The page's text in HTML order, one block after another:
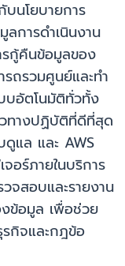
นโยบายการ
การดำเนินงาน
รกู้คืนข้อมูลของ
ถรวมศูนย์และทำ
บอัตโนมัติทั่วทั้ง
ทางปฏิบัติที่ดีที่สุด
แล และ AWS
อร์ภายในบริการ
สอบและรายงาน
ข้อมูล เพื่อช่วย
กิจและกฎข้อ